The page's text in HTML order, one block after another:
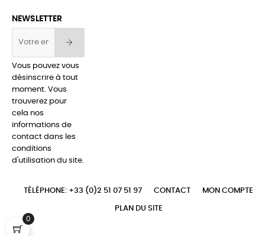
NEWSLETTER
Vous pouvez vous
désinscrire à tout
moment. Vous
trouverez pour
cela nos
informations de
contact dans les
conditions
d'utilisation du site.
TÉLÉPHONE: +33 (0)2 51 07 51 97 CONTACT MON COMPTE
PLAN DU SITE
0